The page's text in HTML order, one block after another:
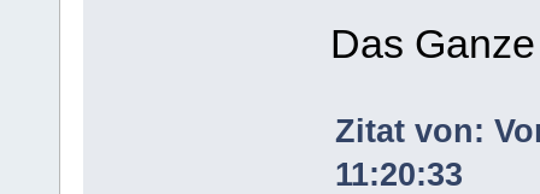
Das
Zitat von:
11:20:33